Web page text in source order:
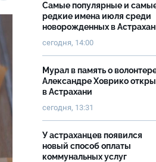
Самые популярные и
редкие имена июля среди
новорожденных в
сегодня, 14:00
Мурал в память о
Александре Ховрико
в Астрахани
сегодня, 13:31
У астраханцев появился
новый способ оплаты
коммунальных услуг